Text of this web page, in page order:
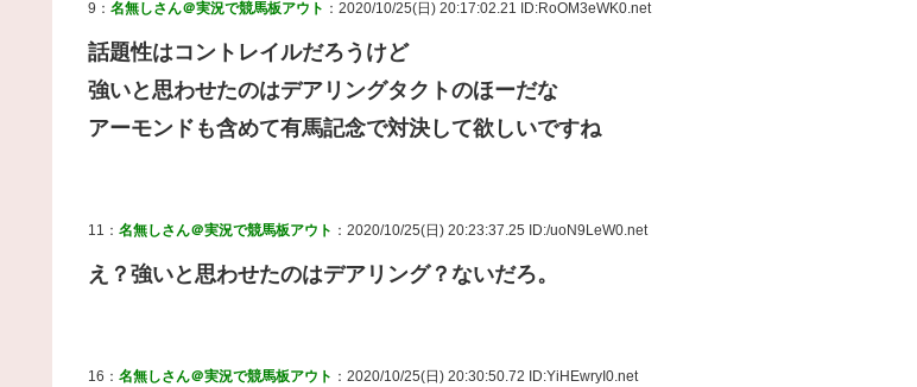
9： 名無しさん＠実況で競馬板アウト ：2020/10/25(日) 20:17:02.21 ID:RoOM3eWK0.net
話題性はコントレイルだろうけど
強いと思わせたのはデアリングタクトのほーだな
アーモンドも含めて有馬記念で対決して欲しいですね
11： 名無しさん＠実況で競馬板アウト ：2020/10/25(日) 20:23:37.25 ID:/uoN9LeW0.net
え？強いと思わせたのはデアリング？ないだろ。
16： 名無しさん＠実況で競馬板アウト ：2020/10/25(日) 20:30:50.72 ID:YiHEwryI0.net